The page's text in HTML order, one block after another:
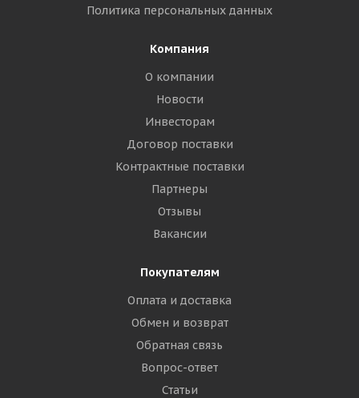
Политика персональных данных
Компания
О компании
Новости
Инвесторам
Договор поставки
Контрактные поставки
Партнеры
Отзывы
Вакансии
Покупателям
Оплата и доставка
Обмен и возврат
Обратная связь
Вопрос-ответ
Статьи